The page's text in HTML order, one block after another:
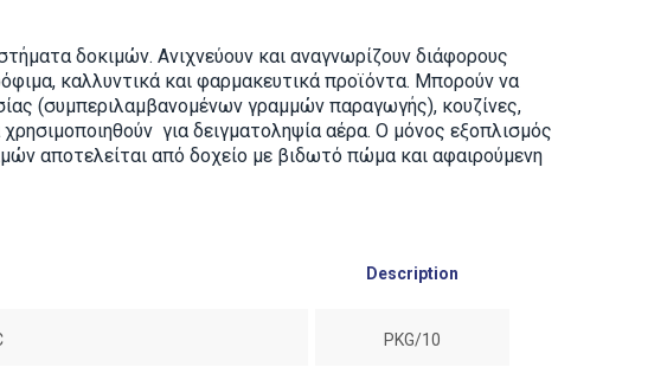
δοκιμών. Ανιχνεύουν και αναγνωρίζουν διάφορους
καλλυντικά και φαρμακευτικά προϊόντα. Μπορούν να
(συμπεριλαμβανομένων γραμμών παραγωγής), κουζίνες,
για δειγματοληψία αέρα. Ο μόνος εξοπλισμός
αποτελείται από δοχείο με βιδωτό πώμα και αφαιρούμενη
Description
PKG/10